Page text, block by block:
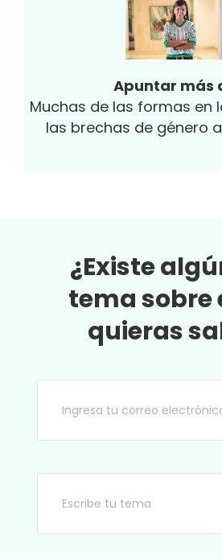
precedentes en la
país. No obstante
satisfactorio ver cómo se
jornada electoral
elecciones, haciendo uso
anticipado como del
donde también se
Apuntar más
Muchas de las formas en
las brechas de género
¿Existe
tema sobre
quieras